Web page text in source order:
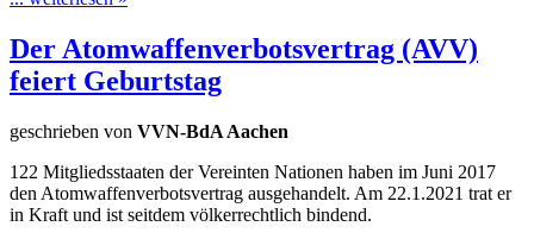
Der Atomwaffenverbotsvertrag (AVV)
feiert Geburtstag
geschrieben von VVN-BdA Aachen
122 Mitgliedsstaaten der Vereinten Nationen haben im Juni 2017
den Atomwaffenverbotsvertrag ausgehandelt. Am 22.1.2021 trat er
in Kraft und ist seitdem völkerrechtlich bindend.